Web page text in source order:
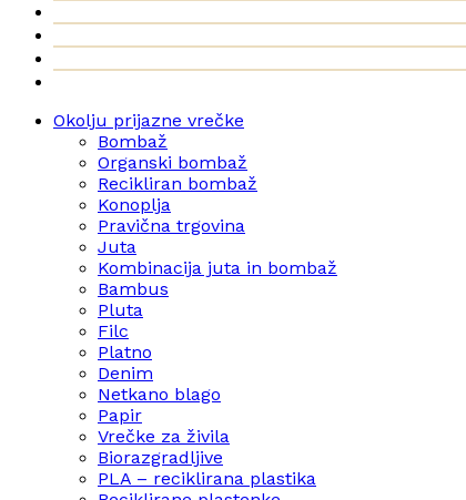
Okolju prijazne vrečke
Bombaž
Organski bombaž
Recikliran bombaž
Konoplja
Pravična trgovina
Juta
Kombinacija juta in bombaž
Bambus
Pluta
Filc
Platno
Denim
Netkano blago
Papir
Vrečke za živila
Biorazgradljive
PLA – reciklirana plastika